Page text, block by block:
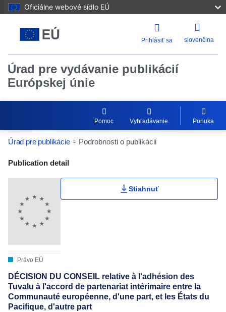
Oficiálne webové sídlo EÚ
Prihlásiť sa slovenčina
Úrad pre vydávanie publikácií
Európskej únie
Pomoc Vyhľadávanie Ponuka
Úrad pre publikácie Podrobnosti o publikácii
Publication Detail Actions Portlet
Publication detail
Právo EÚ
Stiahnuť
DÉCISION DU CONSEIL relative à l'adhésion des
Tuvalu à l'accord de partenariat intérimaire entre la
Communauté européenne, d'une part, et les États du
Pacifique, d'autre part